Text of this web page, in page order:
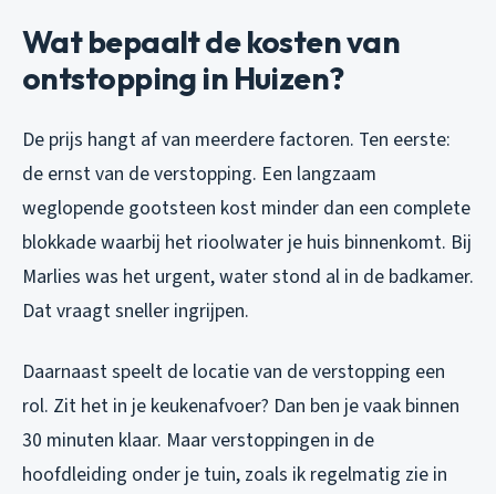
Wat bepaalt de kosten van
ontstopping in Huizen?
De prijs hangt af van meerdere factoren. Ten eerste:
de ernst van de verstopping. Een langzaam
weglopende gootsteen kost minder dan een complete
blokkade waarbij het rioolwater je huis binnenkomt. Bij
Marlies was het urgent, water stond al in de badkamer.
Dat vraagt sneller ingrijpen.
Daarnaast speelt de locatie van de verstopping een
rol. Zit het in je keukenafvoer? Dan ben je vaak binnen
30 minuten klaar. Maar verstoppingen in de
hoofdleiding onder je tuin, zoals ik regelmatig zie in